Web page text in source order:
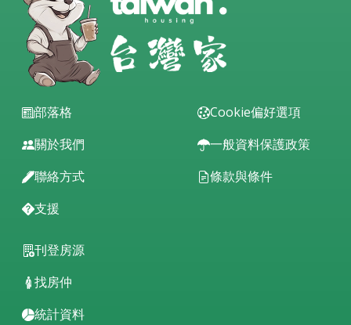
部落格
關於我們
聯絡方式
支援
Cookie偏好選項
一般資料保護政策
條款與條件
刊登房源
找房仲
統計資料